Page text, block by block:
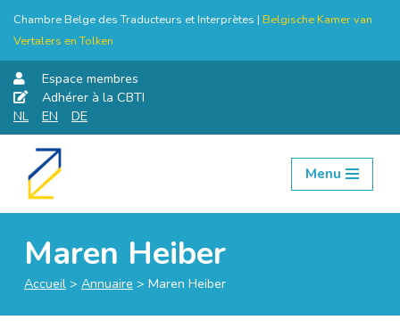
Chambre Belge des Traducteurs et Interprètes | Belgische Kamer van
Vertalers en Tolken
Espace membres
Adhérer à la CBTI
NL
EN DE
Aller
Menu
Maren Heiber
Accueil > Annuaire > Maren Heiber